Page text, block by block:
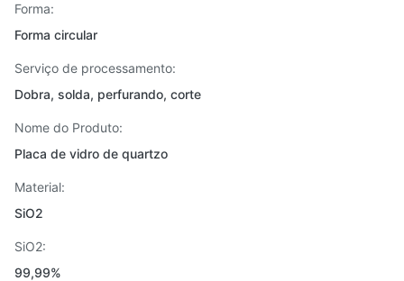
Forma:
Forma circular
Serviço de processamento:
Dobra, solda, perfurando, corte
Nome do Produto:
Placa de vidro de quartzo
Material:
SiO2
SiO2:
99,99%